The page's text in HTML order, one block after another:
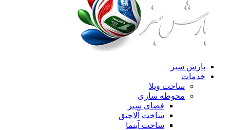
بارش سبز
خدمات
ساخت ویلا
محوطه سازی
فضای سبز
ساخت آلاچیق
ساخت آبنما